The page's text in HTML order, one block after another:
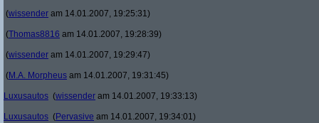
(wissender am 14.01.2007, 19:25:31)
(Thomas8816 am 14.01.2007, 19:28:39)
(wissender am 14.01.2007, 19:29:47)
(M.A. Morpheus am 14.01.2007, 19:31:45)
Luxusautos (wissender am 14.01.2007, 19:33:13)
Luxusautos (Pervasive am 14.01.2007, 19:34:01)